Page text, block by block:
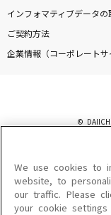
インフォマティブデータの
ご契約方法
企業情報（コーポレートサ
©
このサイトに掲載されてい
を問わず、著作権法の定め
を禁じます。
楽曲及びコンテンツは、機
楽曲及びコンテンツの配信
We use cookies to
website, to
our traffic. Please
your cookie